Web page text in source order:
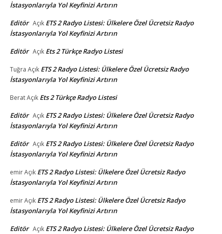
İstasyonlarıyla Yol Keyfinizi Artırın
Editör Açık ETS 2 Radyo Listesi: Ülkelere Özel Ücretsiz Radyo
İstasyonlarıyla Yol Keyfinizi Artırın
Editör Açık Ets 2 Türkçe Radyo Listesi
Tuğra Açık ETS 2 Radyo Listesi: Ülkelere Özel Ücretsiz Radyo
İstasyonlarıyla Yol Keyfinizi Artırın
BeratAçık Ets 2 Türkçe Radyo Listesi
Editör Açık ETS 2 Radyo Listesi: Ülkelere Özel Ücretsiz Radyo
İstasyonlarıyla Yol Keyfinizi Artırın
Editör Açık ETS 2 Radyo Listesi: Ülkelere Özel Ücretsiz Radyo
İstasyonlarıyla Yol Keyfinizi Artırın
emirAçık ETS 2 Radyo Listesi: Ülkelere Özel Ücretsiz Radyo
İstasyonlarıyla Yol Keyfinizi Artırın
emirAçık ETS 2 Radyo Listesi: Ülkelere Özel Ücretsiz Radyo
İstasyonlarıyla Yol Keyfinizi Artırın
Editör Açık ETS 2 Radyo Listesi: Ülkelere Özel Ücretsiz Radyo